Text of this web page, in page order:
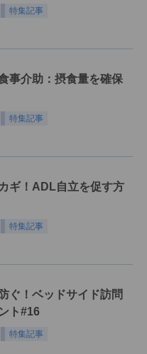
特集記事
事介助：摂食量を確保
特集記事
ギ！ADL自立を促す方
特集記事
ぐ！ベッドサイド訪問
ト#16
特集記事